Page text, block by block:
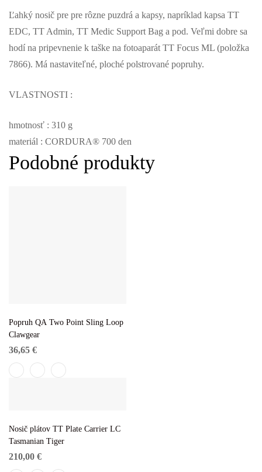
Ľahký nosič pre pre rôzne puzdrá a kapsy, napríklad kapsa TT
EDC, TT Admin, TT Medic Support Bag a pod. Veľmi dobre sa
hodí na pripevnenie k taške na fotoaparát TT Focus ML (položka
7866). Má nastaviteľné, ploché polstrované popruhy.
VLASTNOSTI :
hmotnosť : 310 g
materiál : CORDURA® 700 den
Podobné produkty
Popruh QA Two Point Sling Loop
Clawgear
36,65 €
Nosič plátov TT Plate Carrier LC
Tasmanian Tiger
210,00 €